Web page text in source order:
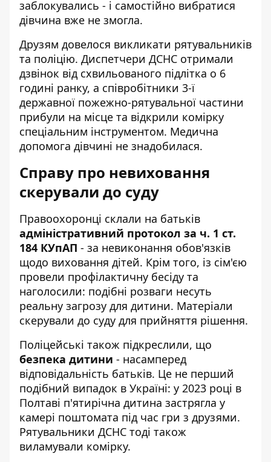
заблокувались - і самостійно вибратися
дівчина вже не змогла.
Друзям довелося викликати рятувальників
та поліцію. Диспетчери ДСНС отримали
дзвінок від схвильованого підлітка о 6
годині ранку, а співробітники 3-ї
державної пожежно-рятувальної частини
прибули на місце та відкрили комірку
спеціальним інструментом. Медична
допомога дівчині не знадобилася.
Справу про невиховання
скерували до суду
Правоохоронці склали на батьків
адміністративний протокол за ч. 1 ст.
184 КУпАП - за невиконання обов'язків
щодо виховання дітей. Крім того, із сім'єю
провели профілактичну бесіду та
наголосили: подібні розваги несуть
реальну загрозу для дитини. Матеріали
скерували до суду для прийняття рішення.
Поліцейські також підкреслили, що
безпека дитини - насамперед
відповідальність батьків. Це не перший
подібний випадок в Україні: у 2023 році в
Полтаві п'ятирічна дитина застрягла у
камері поштомата під час гри з друзями.
Рятувальники ДСНС тоді також
виламували комірку.